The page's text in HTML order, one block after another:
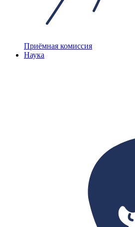
Приёмная комиссия
Наука